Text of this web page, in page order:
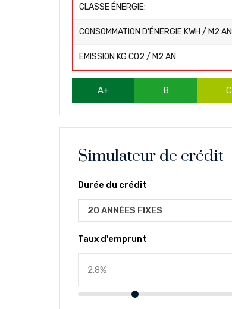
CLASSE ÉNERGIE:
CONSOMMATION D'ÉNERGIE KWH / M2 AN
EMISSION KG CO2 / M2 AN
A+ B C
Simulateur de crédit
Durée du crédit
20 ANNÉES FIXES
Taux d'emprunt